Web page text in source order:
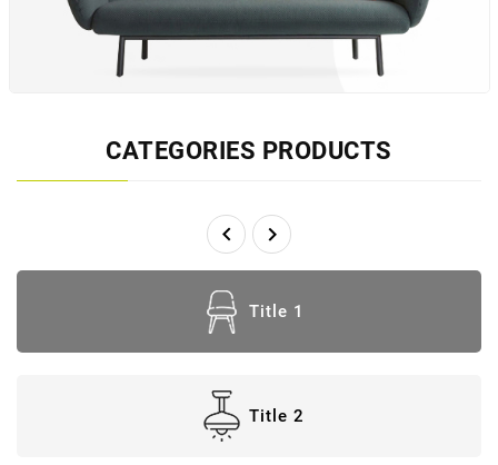
CATEGORIES PRODUCTS
 
Title 1
Title 2